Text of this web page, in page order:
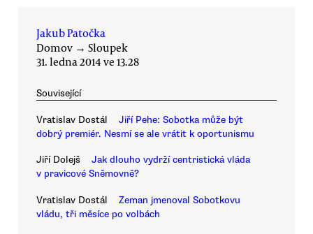
Jakub Patočka
Domov → Sloupek
31. ledna 2014 ve 13.28
Související
Vratislav Dostál
Jiří Pehe: Sobotka může být
dobrý premiér. Nesmí se ale vrátit k oportunismu
Jiří Dolejš
Jak dlouho vydrží centristická vláda
v pravicové Sněmovně?
Vratislav Dostál
Zeman jmenoval Sobotkovu
vládu, tři měsíce po volbách